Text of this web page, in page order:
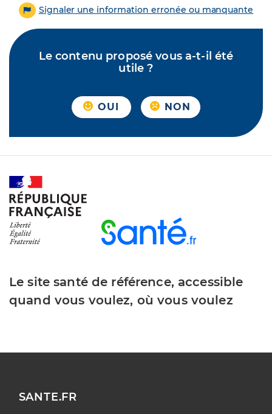
Signaler une information erronée ou manquante
Le contenu proposé vous a-t-il été
utile ?
OUI NON
Le site santé de référence, accessible
quand vous voulez, où vous voulez
SANTE.FR